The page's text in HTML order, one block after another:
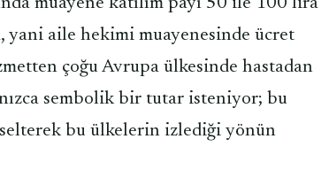
muayene katılım payı 50 ile 100 lira
yani aile hekimi muayenesinde ücret
çoğu Avrupa ülkesinde hastadan
sembolik bir tutar isteniyor; bu
bu ülkelerin izlediği yönün